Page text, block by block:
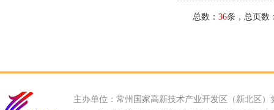
主办单位：常州国家高新技术产业开发区（新北区）